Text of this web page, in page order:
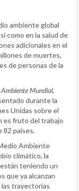
ambiente global
como en la salud de
adicionales en el
de muertes,
de personas de la
Mundial,
durante la
Unidas sobre el
es fruto del trabajo
82 países.
Ambiente
climático, la
teniendo un
que ya alcanzan
las trayectorias